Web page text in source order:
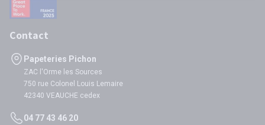
Contact
Papeteries Pichon
ZAC l'Orme les Sources
750 rue Colonel Louis Lemaire
42340 VEAUCHE cedex
04 77 43 46 20